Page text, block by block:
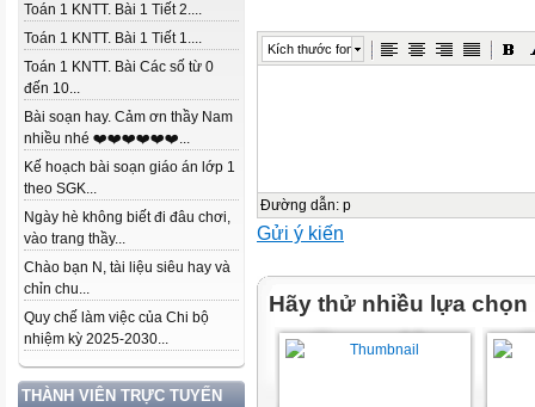
Toán 1 KNTT. Bài 1 Tiết 2....
Toán 1 KNTT. Bài 1 Tiết 1....
Toán 1 KNTT. Bài Các số từ 0
đến 10...
Bài soạn hay. Cảm ơn thầy Nam
nhiều nhé ❤️❤️❤️❤️❤️❤️...
Kế hoạch bài soạn giáo án lớp 1
theo SGK...
Ngày hè không biết đi đâu chơi,
vào trang thầy...
Chào bạn N, tài liệu siêu hay và
chỉn chu...
Quy chế làm việc của Chi bộ
nhiệm kỳ 2025-2030...
THÀNH VIÊN TRỰC TUYẾN
Kích thước font
Đường dẫn: p
Gửi ý kiến
Hãy thử nhiều lựa chọn